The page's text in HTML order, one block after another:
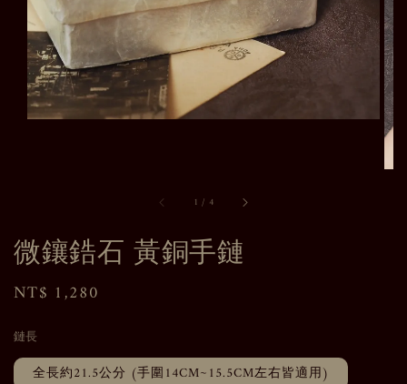
1 / 4
微鑲鋯石 黃銅手鏈
Regular
NT$ 1,280
鏈長
全長約21.5公分 (手圍14CM~15.5CM左右皆適用)